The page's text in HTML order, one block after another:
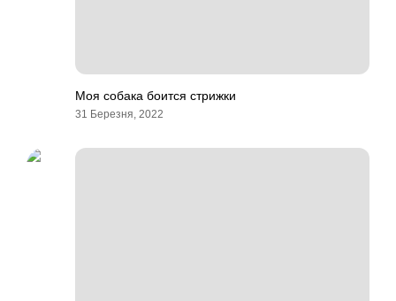
Моя собака боится стрижки
31 Березня, 2022